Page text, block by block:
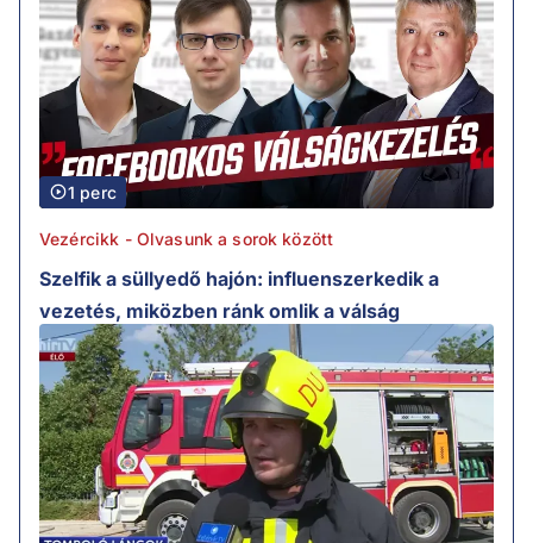
1 perc
Vezércikk - Olvasunk a sorok között
Szelfik a süllyedő hajón: influenszerkedik a
vezetés, miközben ránk omlik a válság